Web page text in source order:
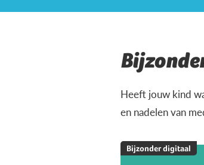
Heeft jouw kind
en nadelen van
Bijzonder digitaal